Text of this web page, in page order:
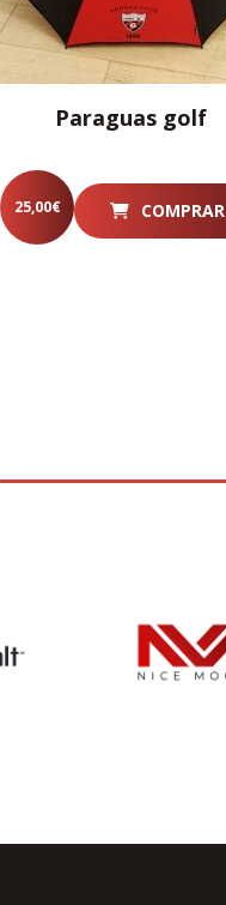
Paraguas golf
25,00€ COMPRAR